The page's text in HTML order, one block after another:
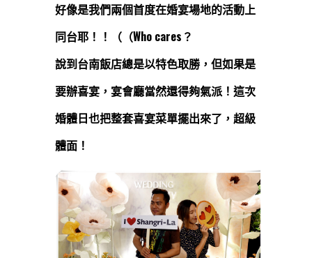
好像是我們兩個首度在婚宴場地的活動上
同台耶！！（（Who cares？
說到台南飯店總是以特色取勝，但如果是
要辦喜宴，宴會廳當然還得夠氣派！這次
婚體日也把整套喜宴菜單擺出來了，超級
體面！